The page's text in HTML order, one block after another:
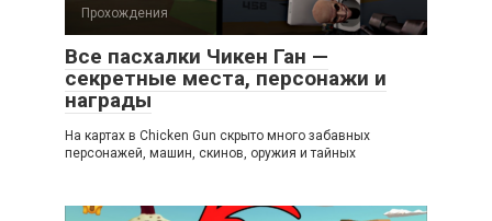
Прохождения
Все пасхалки Чикен Ган —
секретные места, персонажи и
награды
На картах в Chicken Gun скрыто много забавных
персонажей, машин, скинов, оружия и тайных